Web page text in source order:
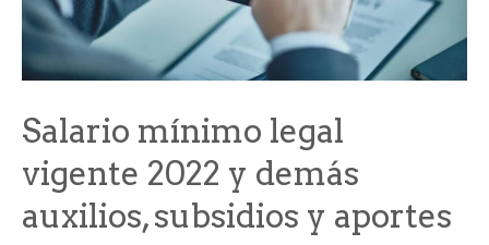
Salario mínimo legal
vigente 2022 y demás
auxilios, subsidios y aportes